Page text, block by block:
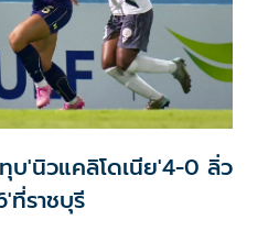
'นิวแคลิโดเนีย'4-0 ลิ่ว
ราชบุรี